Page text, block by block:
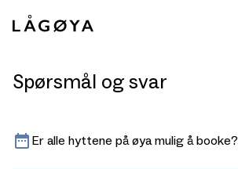
Spørsmål og svar
Er alle hyttene på øya mulig å booke?